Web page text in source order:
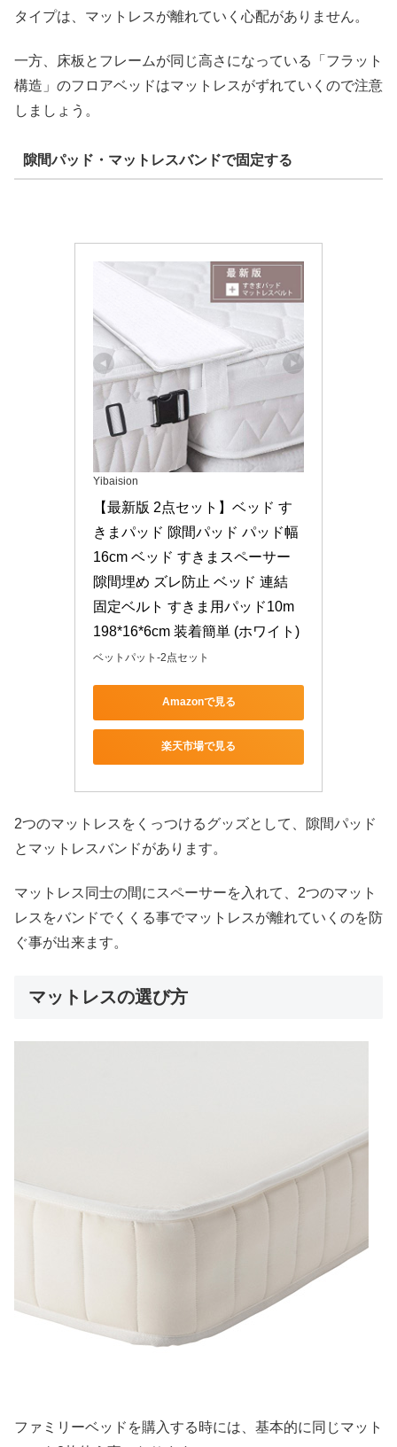
タイプは、マットレスが離れていく心配がありません。
一方、床板とフレームが同じ高さになっている「フラット
構造」のフロアベッドはマットレスがずれていくので注意
しましょう。
隙間パッド・マットレスバンドで固定する
Yibaision
【最新版 2点セット】ベッド す
きまパッド 隙間パッド パッド幅
16cm ベッド すきまスペーサー
隙間埋め ズレ防止 ベッド 連結
固定ベルト すきま用パッド10m
198*16*6cm 装着簡単 (ホワイト)
ベットパット-2点セット
Amazonで見る
楽天市場で見る
2つのマットレスをくっつけるグッズとして、隙間パッド
とマットレスバンドがあります。
マットレス同士の間にスペーサーを入れて、2つのマット
レスをバンドでくくる事でマットレスが離れていくのを防
ぐ事が出来ます。
マットレスの選び方
ファミリーベッドを購入する時には、基本的に同じマット